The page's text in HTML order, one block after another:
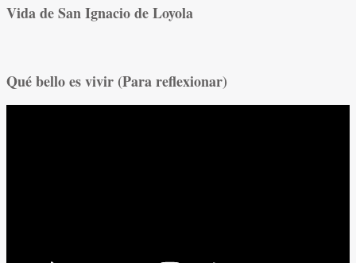
Vida de San Ignacio de Loyola
Qué bello es vivir (Para reflexionar)